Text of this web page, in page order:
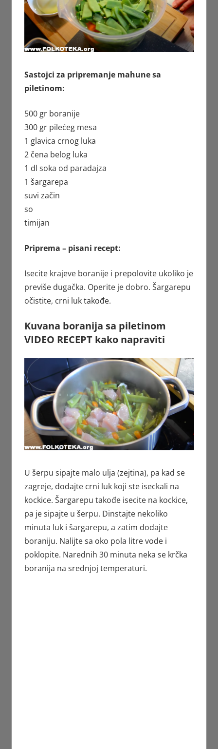
Sastojci za pripremanje mahune sa
piletinom:
500 gr boranije
300 gr pilećeg mesa
1 glavica crnog luka
2 čena belog luka
1 dl soka od paradajza
1 šargarepa
suvi začin
so
timijan
Priprema – pisani recept:
Isecite krajeve boranije i prepolovite ukoliko je
previše dugačka. Operite je dobro. Šargarepu
očistite, crni luk takođe.
Kuvana boranija sa piletinom
VIDEO RECEPT kako napraviti
U šerpu sipajte malo ulja (zejtina), pa kad se
zagreje, dodajte crni luk koji ste iseckali na
kockice. Šargarepu takođe isecite na kockice,
pa je sipajte u šerpu. Dinstajte nekoliko
minuta luk i šargarepu, a zatim dodajte
boraniju. Nalijte sa oko pola litre vode i
poklopite. Narednih 30 minuta neka se krčka
boranija na srednjoj temperaturi.